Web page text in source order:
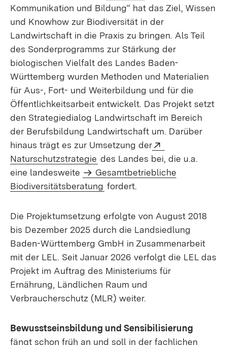
Kommunikation und Bildung“ hat das Ziel, Wissen
und Knowhow zur Biodiversität in der
Landwirtschaft in die Praxis zu bringen. Als Teil
des Sonderprogramms zur Stärkung der
biologischen Vielfalt des Landes Baden-
Württemberg wurden Methoden und Materialien
für Aus-, Fort- und Weiterbildung und für die
Öffentlichkeitsarbeit entwickelt. Das Projekt setzt
den Strategiedialog Landwirtschaft im Bereich
der Berufsbildung Landwirtschaft um. Darüber
hinaus trägt es zur Umsetzung der
Naturschutzstrategie (Öffnet in neuem Fenster)
des Landes bei, die u.a.
eine landesweite
Gesamtbetriebliche
Biodiversitätsberatung fordert.
Die Projektumsetzung erfolgte von August 2018
bis Dezember 2025 durch die Landsiedlung
Baden-Württemberg GmbH in Zusammenarbeit
mit der LEL. Seit Januar 2026 verfolgt die LEL das
Projekt im Auftrag des Ministeriums für
Ernährung, Ländlichen Raum und
Verbraucherschutz (MLR) weiter.
Bewusstseinsbildung und Sensibilisierung
fängt schon früh an und soll in der fachlichen